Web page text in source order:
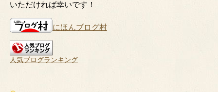
いただければ幸いです！
にほんブログ村
人気ブログランキング